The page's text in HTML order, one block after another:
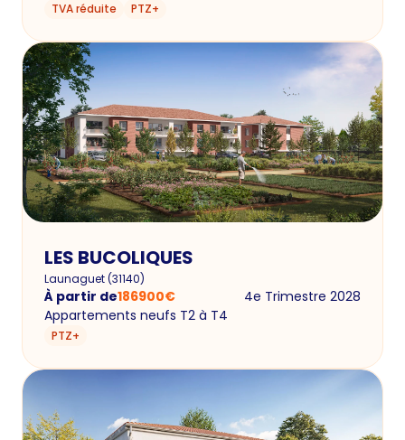
TVA réduite PTZ+
LES BUCOLIQUES
Launaguet(31140)
À partir de186900€
4e Trimestre 2028
Appartements neufs T2 à T4
PTZ+